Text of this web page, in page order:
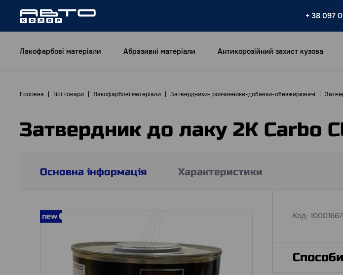
+ 38 097
Лакофарбові матеріали Абразивні матеріали Антикорозійний захист кузова
Головна Всі товари Лакофарбові матеріали Затвердники- розчинники-добавки-обезжирювачі
Затвердник до лаку 2К Carbo
Основна інформація Характеристики
new Код: